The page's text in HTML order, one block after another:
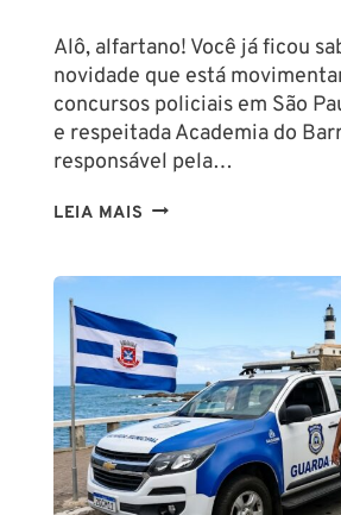
Alô, alfartano! Você já ficou
novidade que está
concursos policiais em São
e respeitada Academia do
responsável pela…
LEIA MAIS NA
SAI
DA
ESCOLA
FORMADO
EM
DIREITO